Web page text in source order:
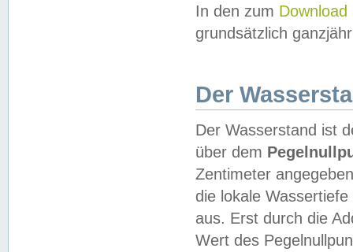
In den zum Download
grundsätzlich
Der
Der Wasserstand ist
über dem
Zentimeter
die lokale
aus. Erst durch die
Wert des